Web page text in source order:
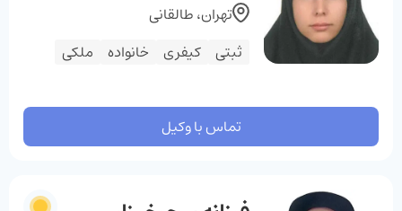
ثبتی کیفری خانواده ملکی
تهران، طالقانی
تماس با وکیل